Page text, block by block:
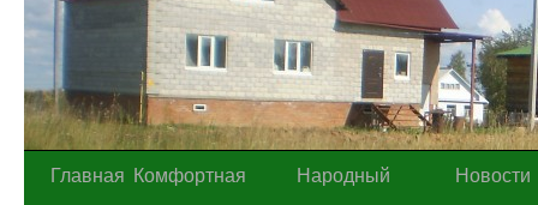
Перейти
Главная Комфортная
Народный
Новости